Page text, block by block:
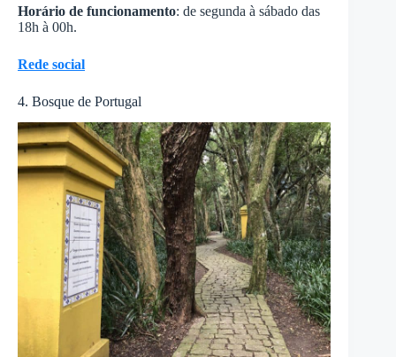
Horário de funcionamento: de segunda à sábado das
18h à 00h.
Rede social
4. Bosque de Portugal